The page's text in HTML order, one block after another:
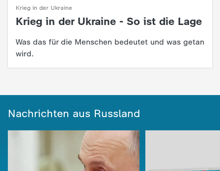
Krieg in der Ukraine
:Krieg in der Ukraine - So ist die Lage
Was das für die Menschen bedeutet und was getan
wird.
Nachrichten aus Russland